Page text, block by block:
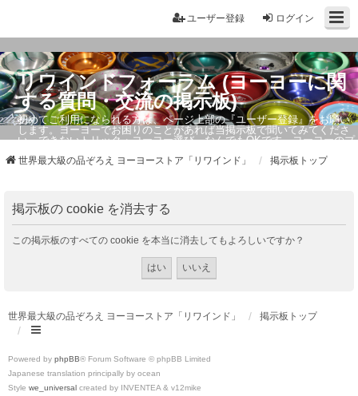
ログイン
ユーザー登録
リワインドフォーラム (ヨーヨーに関
する質問・交流の掲示板)
初めてご利用になられる方は、ページ上部の『ユーザー登録』をお願い
します。ヨーヨーでお困りのことがあれば当掲示板で聞いてみてくださ
い。できないトリック・ヨーヨー選び、なんでもOKです。ヨーヨーのプ
世界最大級の品ぞろえ ヨーヨーストア「リワインド」 掲示板トップ
掲示板の cookie を消去する
この掲示板のすべての cookie を本当に消去してもよろしいですか？
世界最大級の品ぞろえ ヨーヨーストア「リワインド」 掲示板トップ
Powered by phpBB® Forum Software © phpBB Limited
Japanese translation principally by ocean
Style we_universal created by INVENTEA & v12mike